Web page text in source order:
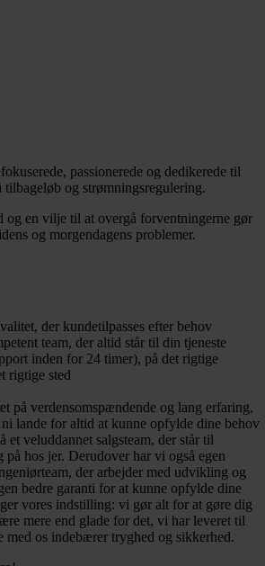
passionerede og dedikerede til
og strømningsregulering.
og en vilje til at overgå forventningerne gør
og morgendagens problemer.
der kundetilpasses efter behov
team, der altid står til din tjeneste
inden for 24 timer), på det rigtige
rigtige sted
på verdensomspændende og lang erfaring,
lande for altid at kunne opfylde dine behov
et veluddannet salgsteam, der står til
på hos jer. Derudover har vi også egen
der arbejder med udvikling og
bedre garanti for at kunne opfylde dine
vores indstilling: vi gør alt for at gøre dig
mere end glade for det, vi har leveret til
med os indebærer tryghed og sikkerhed.